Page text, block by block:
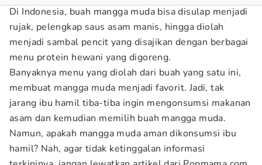
Di Indonesia, buah mangga muda bisa disulap menjadi
rujak, pelengkap saus asam manis, hingga diolah
menjadi sambal pencit yang disajikan dengan berbagai
menu protein hewani yang digoreng.
Banyaknya menu yang diolah dari buah yang satu ini,
membuat mangga muda menjadi favorit. Jadi, tak
jarang ibu hamil tiba-tiba ingin mengonsumsi makanan
asam dan kemudian memilih buah mangga muda.
Namun, apakah mangga muda aman dikonsumsi ibu
hamil? Nah, agar tidak ketinggalan informasi